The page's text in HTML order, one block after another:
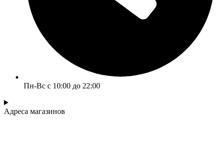
Пн-Вс с 10:00 до 22:00
Адреса магазинов